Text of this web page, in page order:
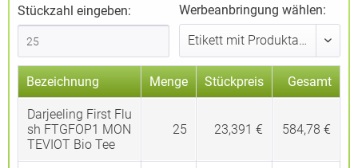
Stückzahl eingeben: Werbeanbringung wählen:
Bezeichnung Menge Stückpreis Gesamt
Darjeeling First Flu
sh FTGFOP1 MON
TEVIOT Bio Tee
25 23,391 € 584,78 €